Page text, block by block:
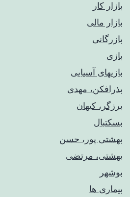
بازار کار
بازار مالی
بازرگانی
بازی
بازیهای آسیایی
بذرافکن، مهدی
برزگر، کیهان
بسکتبال
بهشتی پور، حسن
بهشتی، مرتضی
بوشهر
بیماری ها